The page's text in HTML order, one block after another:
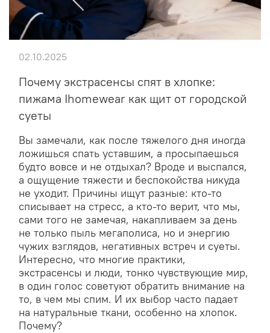
Почему экстрасенсы спят в хлопке:
пижама Ihomewear как щит от городской
суеты
Вы замечали, как после тяжелого дня иногда
ложишься спать уставшим, а просыпаешься
будто вовсе и не отдыхал? Вроде и выспался,
а ощущение тяжести и беспокойства никуда
не уходит. Причины ищут разные: кто-то
списывает на стресс, а кто-то верит, что мы,
сами того не замечая, накапливаем за день
не только пыль мегаполиса, но и энергию
чужих взглядов, негативных встреч и суеты.
Интересно, что многие практики,
экстрасенсы и люди, тонко чувствующие мир,
в один голос советуют обратить внимание на
то, в чем мы спим. И их выбор часто падает
на натуральные ткани, особенно на хлопок.
Почему?
02.10.2025